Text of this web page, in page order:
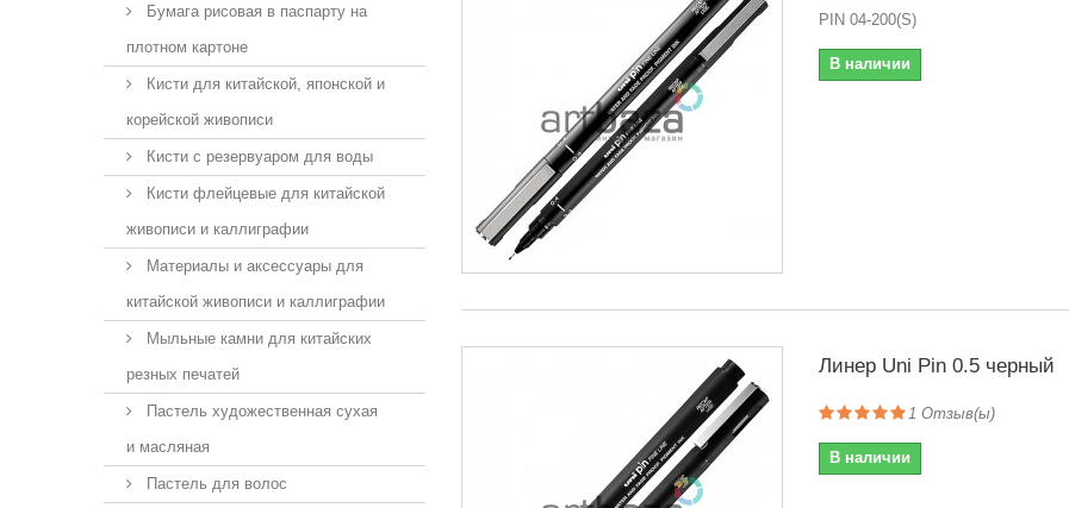
Бумага рисовая в паспарту на
плотном картоне
Кисти для китайской, японской и
корейской живописи
Кисти с резервуаром для воды
Кисти флейцевые для китайской
живописи и каллиграфии
Материалы и аксессуары для
китайской живописи и каллиграфии
Мыльные камни для китайских
резных печатей
Пастель художественная сухая
и масляная
Пастель для волос
PIN 04-200(S)
В наличии
Линер Uni Pin 0.5 черный
1 Отзыв(ы)
В наличии